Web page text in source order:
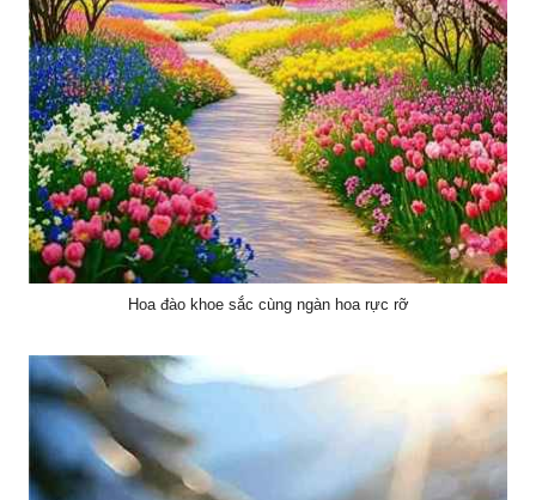
Hoa đào khoe sắc cùng ngàn hoa rực rỡ